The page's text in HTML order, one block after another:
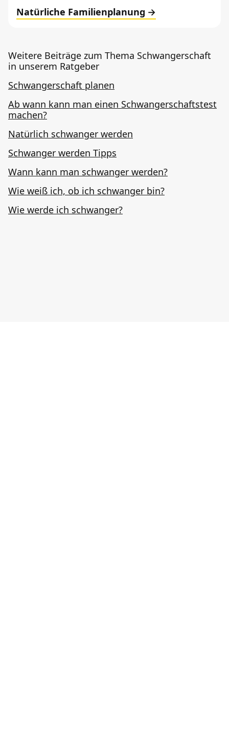
Natürliche Familienplanung
Weitere Beiträge zum Thema Schwangerschaft
in unserem Ratgeber
Schwangerschaft planen
Ab wann kann man einen Schwangerschaftstest
machen?
Natürlich schwanger werden
Schwanger werden Tipps
Wann kann man schwanger werden?
Wie weiß ich, ob ich schwanger bin?
Wie werde ich schwanger?